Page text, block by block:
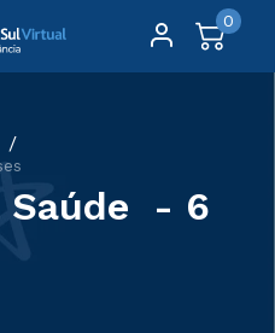
0
Saúde - 6